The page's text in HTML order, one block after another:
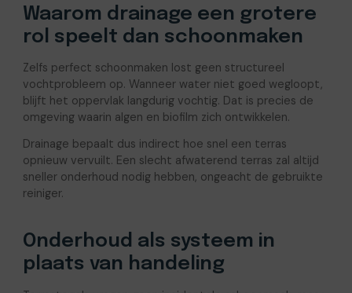
Waarom drainage een grotere
rol speelt dan schoonmaken
Zelfs perfect schoonmaken lost geen structureel
vochtprobleem op. Wanneer water niet goed wegloopt,
blijft het oppervlak langdurig vochtig. Dat is precies de
omgeving waarin algen en biofilm zich ontwikkelen.
Drainage bepaalt dus indirect hoe snel een terras
opnieuw vervuilt. Een slecht afwaterend terras zal altijd
sneller onderhoud nodig hebben, ongeacht de gebruikte
reiniger.
Onderhoud als systeem in
plaats van handeling